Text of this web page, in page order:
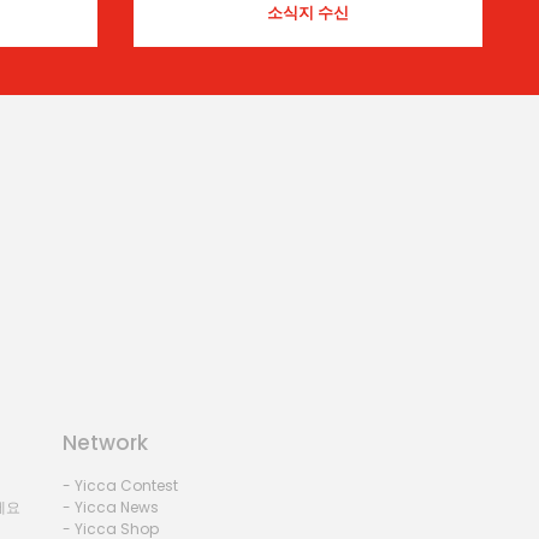
요
Network
- Yicca Contest
- Yicca News
- Yicca Shop